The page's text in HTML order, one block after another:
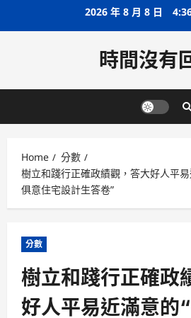
2026 年 8 月 8 日
時間沒有
Home
分數
樹立和踐行正確政績觀，答大好人平
俱意住宅設計生答卷”
分數
樹立和踐行正確政
好人平易近滿意的